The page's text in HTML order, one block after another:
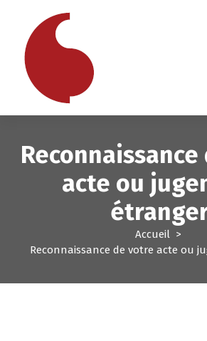
c
acte ou
Accueil>
Reconnaissance de votre acte ou